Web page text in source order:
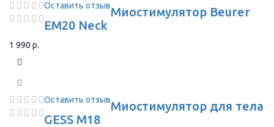
Оставить отзывМиостимулятор Beurer
EM20 Neck
1 990 р.
Оставить отзывМиостимулятор для тела
GESS M18